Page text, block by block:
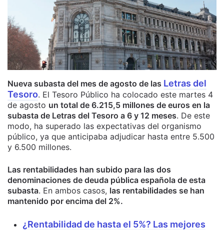
Nueva subasta del mes de agosto de las Letras del
Tesoro. El Tesoro Público ha colocado este martes 4
de agosto un total de 6.215,5 millones de euros en la
subasta de Letras del Tesoro a 6 y 12 meses. De este
modo, ha superado las expectativas del organismo
público, ya que anticipaba adjudicar hasta entre 5.500
y 6.500 millones.
Las rentabilidades han subido para las dos
denominaciones de deuda pública española de esta
subasta. En ambos casos, las rentabilidades se han
mantenido por encima del 2%.
¿Rentabilidad de hasta el 5%? Las mejores